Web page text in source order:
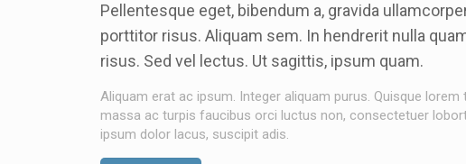
Pellentesque eget, bibendum a, gravida
porttitor risus. Aliquam sem. In hendrerit nulla
risus. Sed vel lectus. Ut sagittis, ipsum quam.
Aliquam erat ac ipsum. Integer aliquam purus. Quisque
massa ac turpis faucibus orci luctus non, consectetuer
ipsum dolor lacus, suscipit adis.